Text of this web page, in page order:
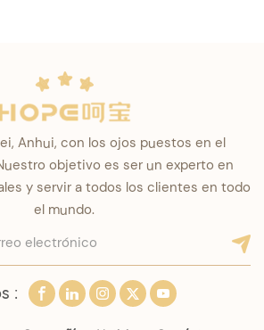
Anhui, con los ojos puestos en el
objetivo es ser un experto en
y servir a todos los clientes en todo
el mundo.
: